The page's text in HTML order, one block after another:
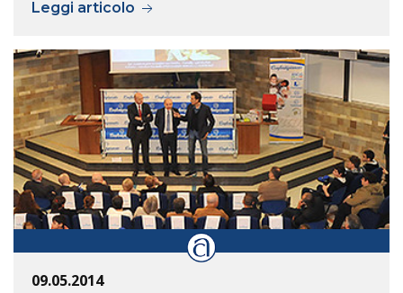
Leggi articolo
09.05.2014